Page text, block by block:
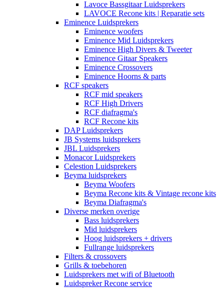
Lavoce Bassgitaar Luidsprekers
LAVOCE Recone kits | Reparatie sets
Eminence Luidsprekers
Eminence woofers
Eminence Mid Luidsprekers
Eminence High Divers & Tweeter
Eminence Gitaar Speakers
Eminence Crossovers
Eminence Hoorns & parts
RCF speakers
RCF mid speakers
RCF High Drivers
RCF diafragma's
RCF Recone kits
DAP Luidsprekers
JB Systems luidsprekers
JBL Luidsprekers
Monacor Luidsprekers
Celestion Luidsprekers
Beyma luidsprekers
Beyma Woofers
Beyma Recone kits & Vintage recone kits
Beyma Diafragma's
Diverse merken overige
Bass luidsprekers
Mid luidsprekers
Hoog luidsprekers + drivers
Fullrange luidsprekers
Filters & crossovers
Grills & toebehoren
Luidsprekers met wifi of Bluetooth
Luidspreker Recone service